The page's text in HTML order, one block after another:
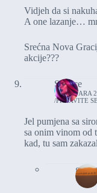
Vidjeh da si
A one lazanje…
Srećna Nova
akcije???
Silence
1. JANUARA
PRIJAVITE
Jel pumjena sa
sa onim vinom od
kad, tu sam
1.